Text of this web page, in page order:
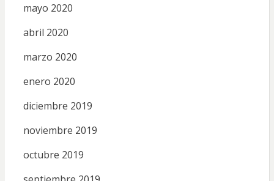
mayo 2020
abril 2020
marzo 2020
enero 2020
diciembre 2019
noviembre 2019
octubre 2019